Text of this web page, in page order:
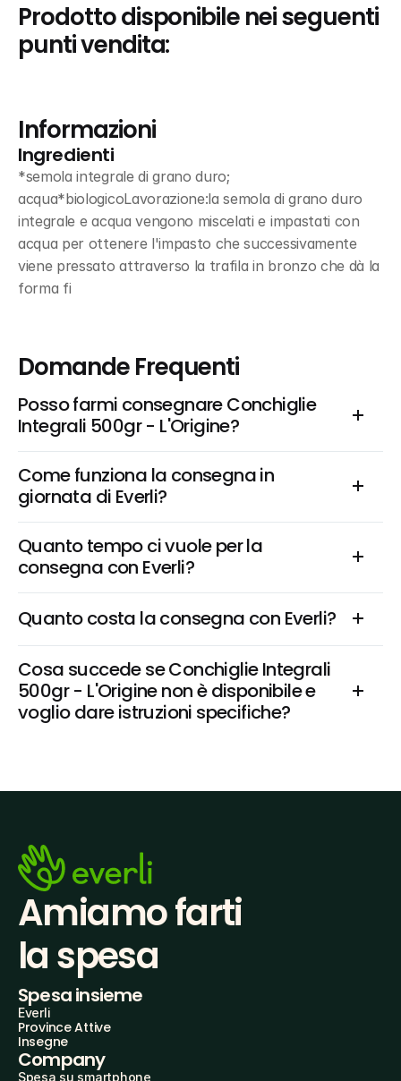
Prodotto disponibile nei seguenti
punti vendita:
Informazioni
Ingredienti
*semola integrale di grano duro;
acqua*biologicoLavorazione:la semola di grano duro
integrale e acqua vengono miscelati e impastati con
acqua per ottenere l'impasto che successivamente
viene pressato attraverso la trafila in bronzo che dà la
forma fi
Domande Frequenti
Posso farmi consegnare Conchiglie
Integrali 500gr - L'Origine?
Come funziona la consegna in
giornata di Everli?
Quanto tempo ci vuole per la
consegna con Everli?
Quanto costa la consegna con Everli?
Cosa succede se Conchiglie Integrali
500gr - L'Origine non è disponibile e
voglio dare istruzioni specifiche?
Amiamo farti
la spesa
Spesa insieme
Everli
Province Attive
Insegne
Company
Spesa su smartphone